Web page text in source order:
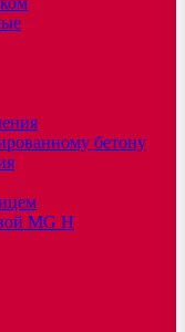
бетону
MG H